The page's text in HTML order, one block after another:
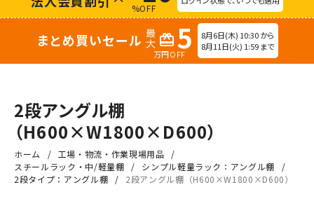
%OFF
まとめ買いセール redeem 5
万円OFF
8月6日(木) 10:30 から
8月11日(火) 1:59 まで
2段アングル棚
（H600×W1800×D600）
ホーム
工場・物流・作業現場用品
スチールラック・中/軽量棚
シンプル軽量ラック：アングル棚
2段タイプ：アングル棚
2段アングル棚（H600×W1800×D600）